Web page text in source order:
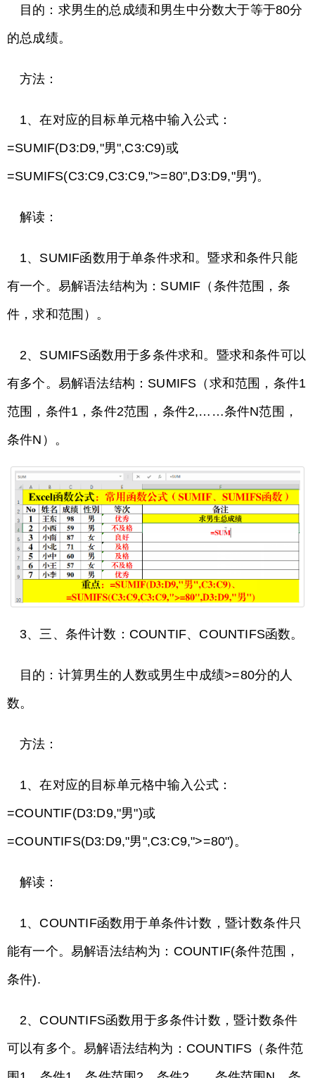
目的：求男生的总成绩和男生中分数大于等于80分
的总成绩。
方法：
1、在对应的目标单元格中输入公式：
=SUMIF(D3:D9,"男",C3:C9)或
=SUMIFS(C3:C9,C3:C9,">=80",D3:D9,"男")。
解读：
1、SUMIF函数用于单条件求和。暨求和条件只能
有一个。易解语法结构为：SUMIF（条件范围，条
件，求和范围）。
2、SUMIFS函数用于多条件求和。暨求和条件可以
有多个。易解语法结构：SUMIFS（求和范围，条件1
范围，条件1，条件2范围，条件2,……条件N范围，
条件N）。
3、三、条件计数：COUNTIF、COUNTIFS函数。
目的：计算男生的人数或男生中成绩>=80分的人
数。
方法：
1、在对应的目标单元格中输入公式：
=COUNTIF(D3:D9,"男")或
=COUNTIFS(D3:D9,"男",C3:C9,">=80")。
解读：
1、COUNTIF函数用于单条件计数，暨计数条件只
能有一个。易解语法结构为：COUNTIF(条件范围，
条件).
2、COUNTIFS函数用于多条件计数，暨计数条件
可以有多个。易解语法结构为：COUNTIFS（条件范